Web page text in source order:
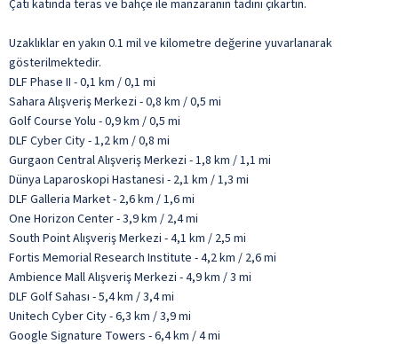
Çatı katında teras ve bahçe ile manzaranın tadını çıkartın.
Uzaklıklar en yakın 0.1 mil ve kilometre değerine yuvarlanarak
gösterilmektedir.
DLF Phase II - 0,1 km / 0,1 mi
Sahara Alışveriş Merkezi - 0,8 km / 0,5 mi
Golf Course Yolu - 0,9 km / 0,5 mi
DLF Cyber City - 1,2 km / 0,8 mi
Gurgaon Central Alışveriş Merkezi - 1,8 km / 1,1 mi
Dünya Laparoskopi Hastanesi - 2,1 km / 1,3 mi
DLF Galleria Market - 2,6 km / 1,6 mi
One Horizon Center - 3,9 km / 2,4 mi
South Point Alışveriş Merkezi - 4,1 km / 2,5 mi
Fortis Memorial Research Institute - 4,2 km / 2,6 mi
Ambience Mall Alışveriş Merkezi - 4,9 km / 3 mi
DLF Golf Sahası - 5,4 km / 3,4 mi
Unitech Cyber City - 6,3 km / 3,9 mi
Google Signature Towers - 6,4 km / 4 mi